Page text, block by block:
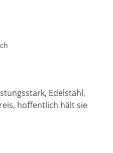
Edelstahl,
hoffentlich hält sie